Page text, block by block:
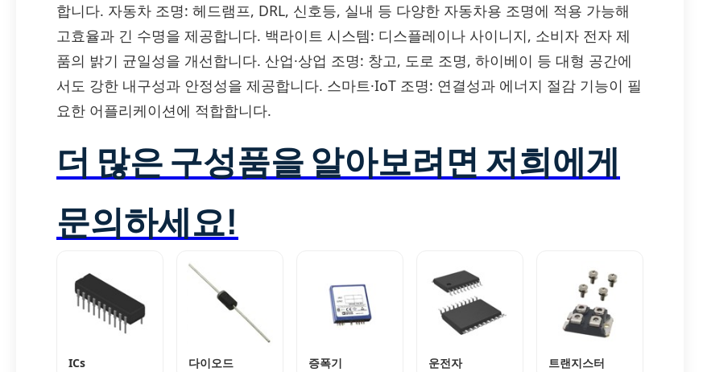
합니다. 자동차 조명: 헤드램프, DRL, 신호등, 실내 등 다양한 자동차용 조명에 적용 가능해
고효율과 긴 수명을 제공합니다. 백라이트 시스템: 디스플레이나 사이니지, 소비자 전자 제
품의 밝기 균일성을 개선합니다. 산업·상업 조명: 창고, 도로 조명, 하이베이 등 대형 공간에
서도 강한 내구성과 안정성을 제공합니다. 스마트·IoT 조명: 연결성과 에너지 절감 기능이 필
요한 어플리케이션에 적합합니다.
더 많은 구성품을 알아보려면 저희에게
문의하세요!
ICs 다이오드 증폭기 운전자 트랜지스터